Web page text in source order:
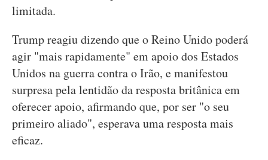
limitada.
Trump reagiu dizendo que o Reino Unido poderá
agir "mais rapidamente" em apoio dos Estados
Unidos na guerra contra o Irão, e manifestou
surpresa pela lentidão da resposta britânica em
oferecer apoio, afirmando que, por ser "o seu
primeiro aliado", esperava uma resposta mais
eficaz.